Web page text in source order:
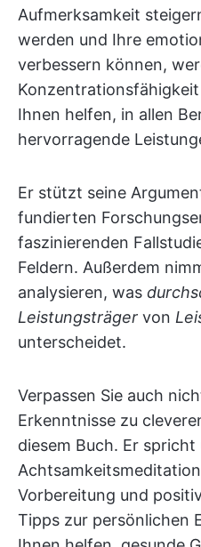
Aufmerksamkeit
werden und Ihre
verbessern können,
Ihnen helfen, in allen
hervorragende
Er stützt seine
fundierten
faszinierenden
Feldern. Außerdem
analysieren, was
Leistungsträger von
unterscheidet.
Verpassen Sie auch
Erkenntnisse zu
diesem Buch. Er spricht
Vorbereitung und
Tipps zur persönlichen